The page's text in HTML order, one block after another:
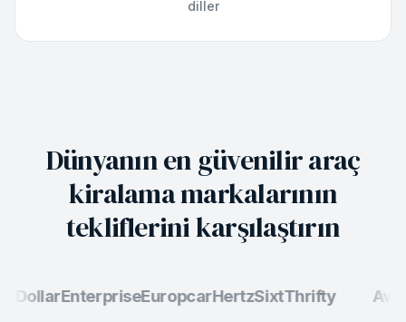
diller
Dünyanın en güvenilir araç
kiralama markalarının
tekliflerini karşılaştırın
DollarEnterpriseEuropcarHertzSixtThrifty Avis